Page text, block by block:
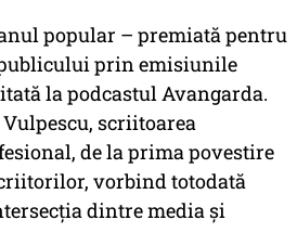
popular – premiată pentru
prin emisiunile
la podcastul Avangarda.
scriitoarea
de la prima povestire
vorbind totodată
dintre media și